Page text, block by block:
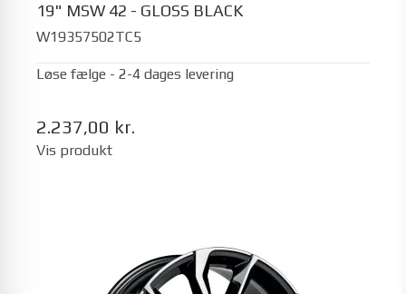
19" MSW 42 - GLOSS BLACK
W19357502TC5
Løse fælge - 2-4 dages levering
2.237,00 kr.
Vis produkt